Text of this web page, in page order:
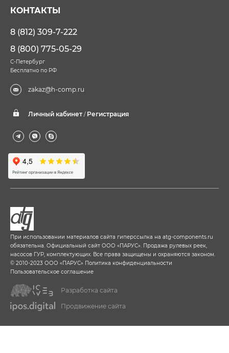
КОНТАКТЫ
8 (812) 309-7-222
8 (800) 775-05-29
С-Петербург
Бесплатно по РФ
zakaz@h-comp.ru
Личный кабинет / Регистрация
При использовании материалов сайта гиперссылка на atg-components.ru
обязательна. Официальный сайт ООО «ПАРУС». Продажа рулевых реек,
насосов ГУР, комплектующих. Все права защищены и охраняются законом.
© 2010-2023 ООО «ПАРУС» Политика конфиденциальности
Пользовательское соглашение
Разработка сайта
Продвижение сайта